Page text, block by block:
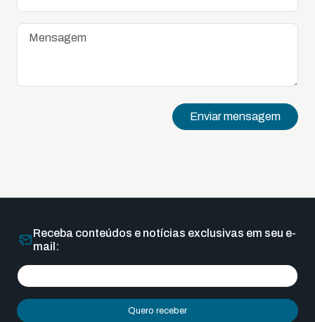
Enviar mensagem
Receba conteúdos e notícias exclusivas em seu e-
mail:
Quero receber